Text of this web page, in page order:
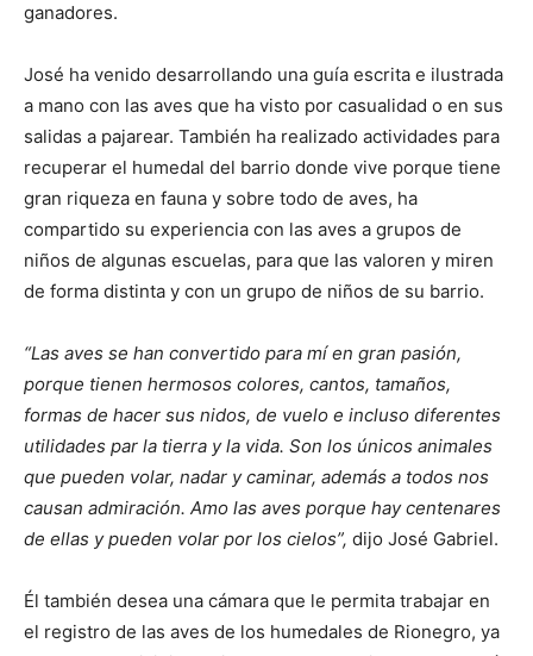
ganadores.
José ha venido desarrollando una guía escrita e ilustrada
a mano con las aves que ha visto por casualidad o en sus
salidas a pajarear. También ha realizado actividades para
recuperar el humedal del barrio donde vive porque tiene
gran riqueza en fauna y sobre todo de aves, ha
compartido su experiencia con las aves a grupos de
niños de algunas escuelas, para que las valoren y miren
de forma distinta y con un grupo de niños de su barrio.
“Las aves se han convertido para mí en gran pasión,
porque tienen hermosos colores, cantos, tamaños,
formas de hacer sus nidos, de vuelo e incluso diferentes
utilidades par la tierra y la vida. Son los únicos animales
que pueden volar, nadar y caminar, además a todos nos
causan admiración. Amo las aves porque hay centenares
de ellas y pueden volar por los cielos”, dijo José Gabriel.
Él también desea una cámara que le permita trabajar en
el registro de las aves de los humedales de Rionegro, ya